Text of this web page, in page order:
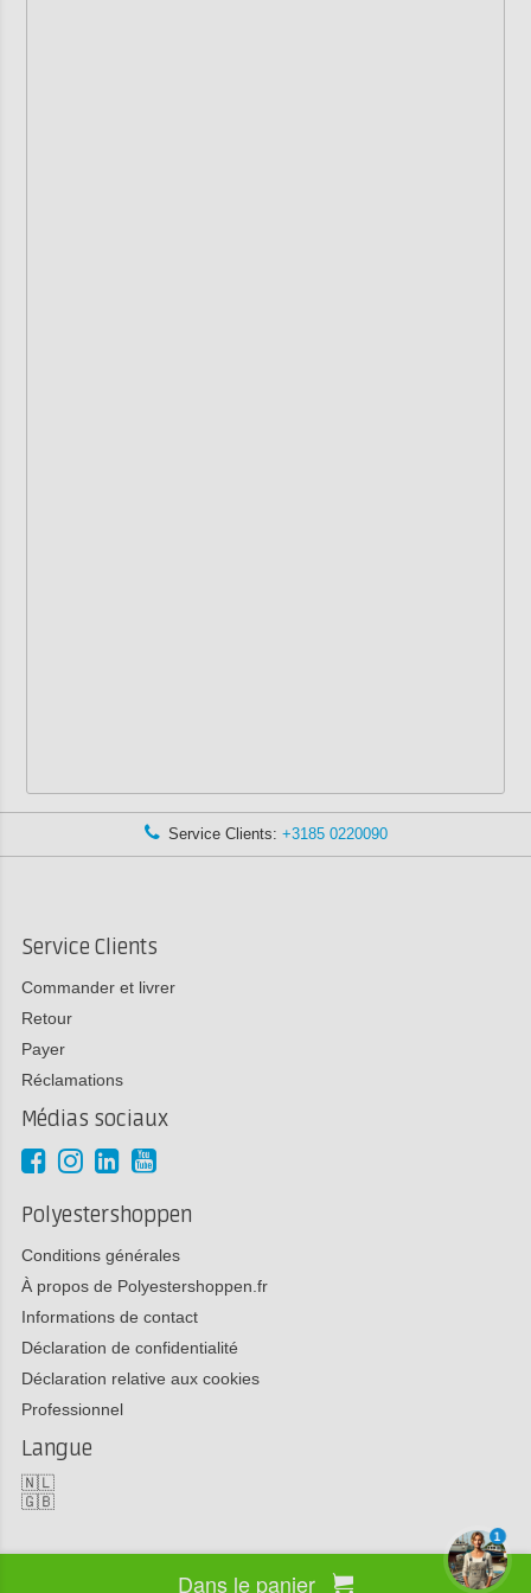
Dans le panier
Service Clients: +3185 0220090
Service Clients
Commander et livrer
Retour
Payer
Réclamations
Médias sociaux
Polyestershoppen
Conditions générales
À propos de Polyestershoppen.fr
Informations de contact
Déclaration de confidentialité
Déclaration relative aux cookies
Professionnel
Langue
🇳🇱
🇬🇧
Copyright 2026 Polyestershoppen bv
1